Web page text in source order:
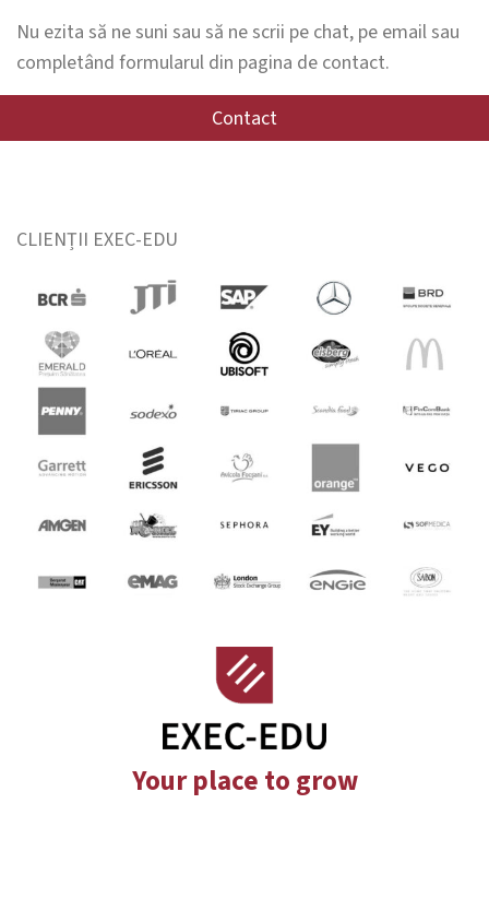
Nu ezita să ne suni sau să ne scrii pe chat, pe email sau
completând formularul din pagina de contact.
Contact
CLIENȚII EXEC-EDU
Your place to grow